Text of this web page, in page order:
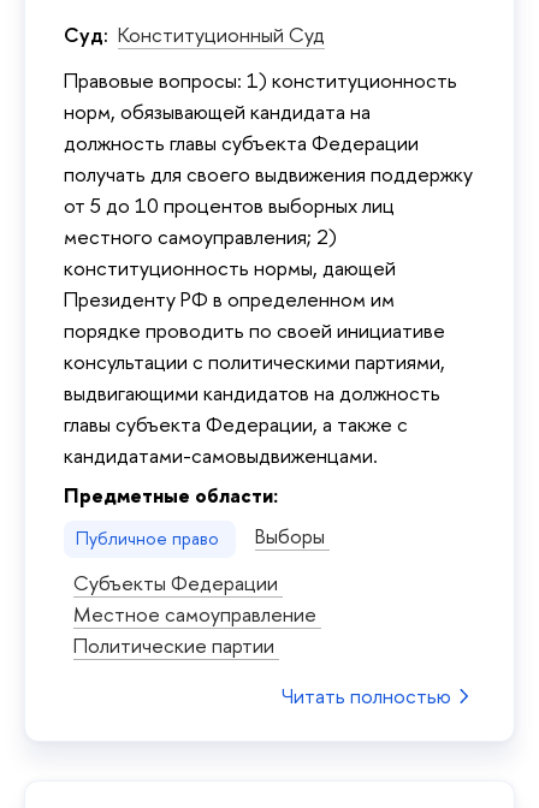
Суд: Конституционный Суд
Правовые вопросы: 1) конституционность
норм, обязывающей кандидата на
должность главы субъекта Федерации
получать для своего выдвижения поддержку
от 5 до 10 процентов выборных лиц
местного самоуправления; 2)
конституционность нормы, дающей
Президенту РФ в определенном им
порядке проводить по своей инициативе
консультации с политическими партиями,
выдвигающими кандидатов на должность
главы субъекта Федерации, а также с
кандидатами-самовыдвиженцами.
Предметные области:
Публичное право
Выборы
Субъекты Федерации
Местное самоуправление
Политические партии
Читать полностью